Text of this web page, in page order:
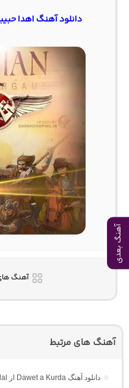
آهنگ بعدی
دانلود آهنگ اهدا
آهنگ
آهنگ های مرتبط
دانلود آهنگ Dawet a Kurda از Delal “هوش مصنوعی کرد ترند اینستا”